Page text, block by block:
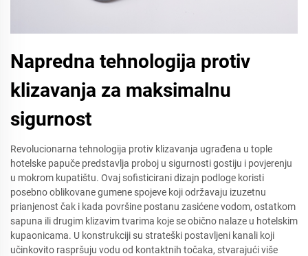
Napredna tehnologija protiv
klizavanja za maksimalnu
sigurnost
Revolucionarna tehnologija protiv klizavanja ugrađena u tople
hotelske papuče predstavlja proboj u sigurnosti gostiju i povjerenju
u mokrom kupatištu. Ovaj sofisticirani dizajn podloge koristi
posebno oblikovane gumene spojeve koji održavaju izuzetnu
prianjenost čak i kada površine postanu zasićene vodom, ostatkom
sapuna ili drugim klizavim tvarima koje se obično nalaze u hotelskim
kupaonicama. U konstrukciji su strateški postavljeni kanali koji
učinkovito raspršuju vodu od kontaktnih točaka, stvarajući više